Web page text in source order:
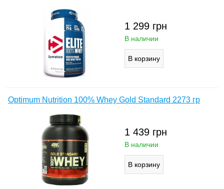
1 299 грн
В наличии
Optimum Nutrition 100% Whey Gold Standard 2273 гр
1 439 грн
В наличии